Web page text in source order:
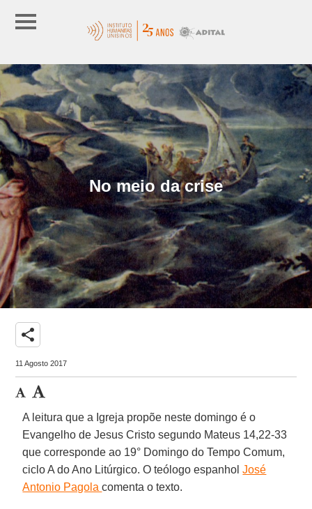
No meio da crise
share
11 Agosto 2017
A leitura que a Igreja propõe neste domingo é o
Evangelho de Jesus Cristo segundo Mateus 14,22-33
que corresponde ao 19° Domingo do Tempo Comum,
ciclo A do Ano Litúrgico. O teólogo espanholJosé
Antonio Pagolacomenta o texto.